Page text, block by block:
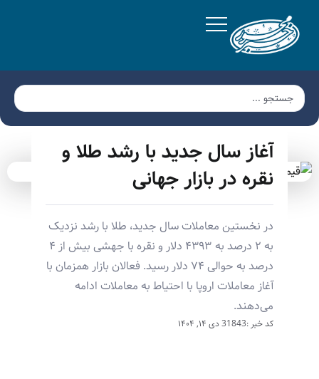
آغاز سال جدید با رشد طلا و
نقره در بازار جهانی
در نخستین معاملات سال جدید، طلا با رشد نزدیک
به ۲ درصد به ۴۳۹۳ دلار و نقره با جهشی بیش از ۴
درصد به حوالی ۷۴ دلار رسید. فعالان بازار همزمان با
آغاز معاملات اروپا با احتیاط به معاملات ادامه
می‌دهند.
کد خبر :31843 دی ۱۴, ۱۴۰۴